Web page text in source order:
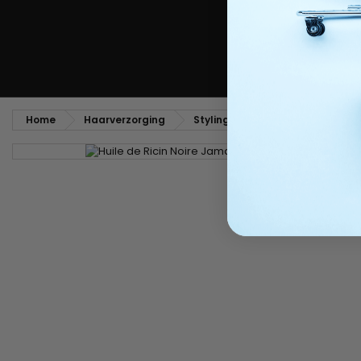
Home Haarverzorging Stylingverzorging en producten